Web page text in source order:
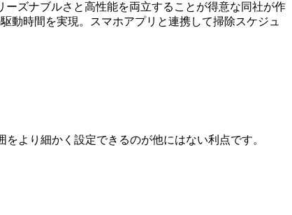
ズナブルさと高性能を両立することが得意な同社が作
動時間を実現。スマホアプリと連携して掃除スケジュ
より細かく設定できるのが他にはない利点です。